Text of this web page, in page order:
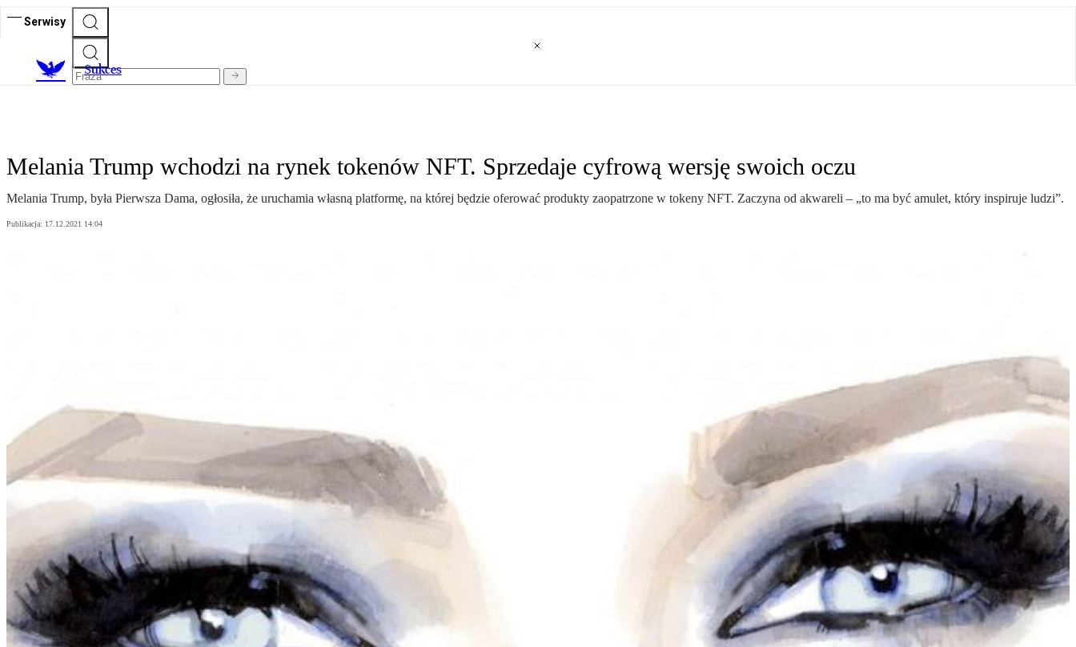
Serwisy
Sukces
Melania Trump wchodzi na rynek tokenów NFT. Sprzedaje cyfrową wersję swoich oczu
Melania Trump, była Pierwsza Dama, ogłosiła, że uruchamia własną platformę, na której będzie oferować produkty zaopatrzone w tokeny NFT. Zaczyna od akwareli – „to ma być amulet, który inspiruje ludzi”.
Publikacja: 17.12.2021 14:04